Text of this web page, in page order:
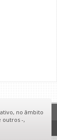
no âmbito
outros -,